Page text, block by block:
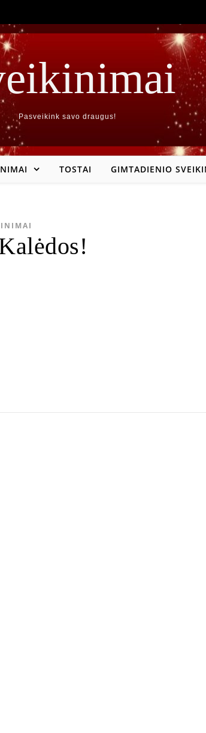
Pasveikink savo draugus!
TOSTAI GIMTADIENIO